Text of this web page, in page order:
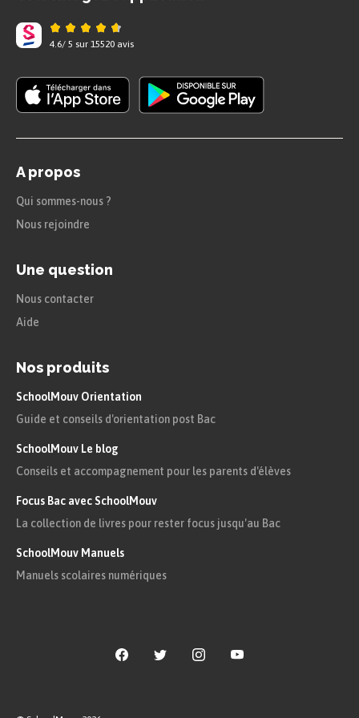
Le combat pour la paix et l’égalité
De plus, la société américaine reste très
construction du pays. L’abolition de l’esclavage au
siècle précédente est à l’origine de la guerre de
Sécession (1861-1865). Ce conflit, qui a déchiré
ségrégation raciale dans le sud des États-Unis, qui
écarte les Noirs et d’autres minorités du droit de
vote, des meilleurs logements, des emplois
Malcolm X permet d’obtenir la déségrégation et
l’égalité des droits et du vote.
4.6/ 5 sur 15520 avis
A propos
Qui sommes-nous ?
Nous rejoindre
Une question
Nous contacter
Aide
Nos produits
SchoolMouv Orientation
Guide et conseils d'orientation post Bac
SchoolMouv Le blog
Conseils et accompagnement pour les parents d'élèves
Focus Bac avec SchoolMouv
La collection de livres pour rester focus jusqu'au Bac
SchoolMouv Manuels
Manuels scolaires numériques